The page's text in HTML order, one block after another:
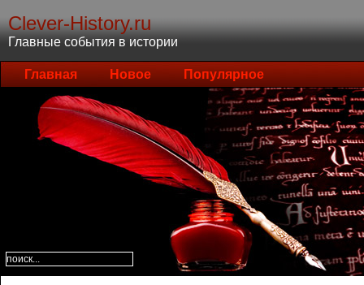
Clever-History.ru
Главные события в истории
Главная Новое Популярное